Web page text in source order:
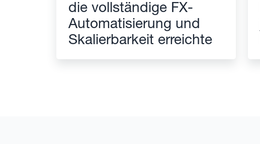
die vollständige FX-
Automatisierung und
Skalierbarkeit erreichte